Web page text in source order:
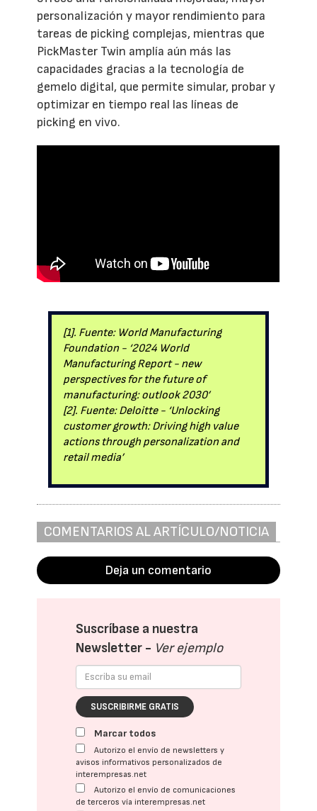
personalización y mayor rendimiento para
tareas de picking complejas, mientras que
PickMaster Twin amplía aún más las
capacidades gracias a la tecnología de
gemelo digital, que permite simular, probar y
optimizar en tiempo real las líneas de
picking en vivo.
[1]. Fuente: World Manufacturing
Foundation - ‘2024 World
Manufacturing Report - new
perspectives for the future of
manufacturing: outlook 2030’
[2]. Fuente: Deloitte - ‘Unlocking
customer growth: Driving high value
actions through personalization and
retail media’
COMENTARIOS AL ARTÍCULO/NOTICIA
Deja un comentario
Suscríbase a nuestra
Newsletter - Ver ejemplo
SUSCRIBIRME GRATIS
Marcar todos
Autorizo el envío de newsletters y
avisos informativos personalizados de
interempresas.net
Autorizo el envío de comunicaciones
de terceros vía interempresas.net